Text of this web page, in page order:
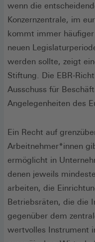
wenn die
Konzernzentrale, im
kommt immer
neuen
werden sollte, zeigt
Stiftung. Die EBR-
Ausschuss für
Angelegenheiten des
Ein Recht auf
Arbeitnehmer*innen
ermöglicht in
denen jeweils
arbeiten, die
Betriebsräten, die die
gegenüber dem
wertvolles Instrument